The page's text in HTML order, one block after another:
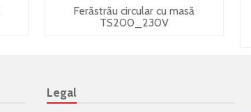
Ferăstrău circular cu masă
TS200_230V
Legal